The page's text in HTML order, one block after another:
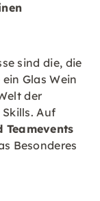
sind die, die
Glas Wein
der
Auf
Besonderes